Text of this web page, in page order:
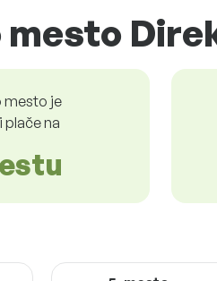
mesto
mesto je
plače na